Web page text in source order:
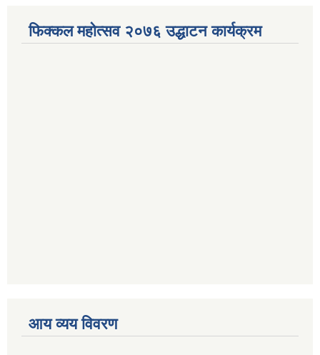
फिक्कल महोत्सव २०७६ उद्धाटन कार्यक्रम
आय व्यय विवरण